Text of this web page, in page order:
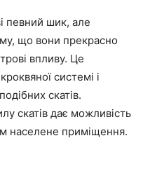
певний шик, але
що вони прекрасно
впливу. Це
системі і
скатів.
скатів дає можливість
населене приміщення.